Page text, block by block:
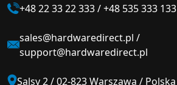
+48 22 33 22 333/+48 535 333 133
sales@hardwaredirect.pl /
support@hardwaredirect.pl
Salsy 2 / 02-823 Warszawa / Polska